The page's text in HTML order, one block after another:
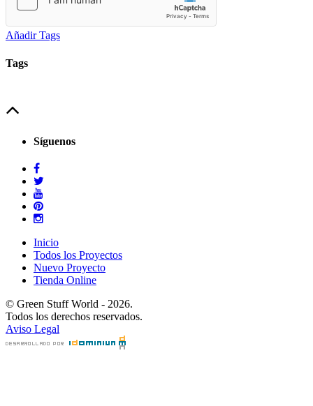
Añadir Tags
Tags
Síguenos
Inicio
Todos los Proyectos
Nuevo Proyecto
Tienda Online
© Green Stuff World - 2026.
Todos los derechos reservados.
Aviso Legal